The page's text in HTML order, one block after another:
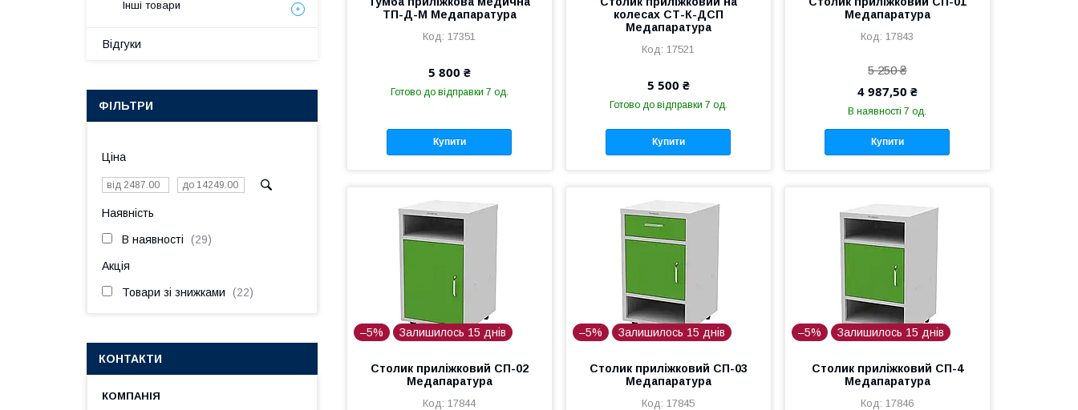
ТП-Д-М Медапаратура
17351
5 800 ₴
Готово до відправки 7 од.
Купити
колесах СТ-К-ДСП
Медапаратура
17521
5 500 ₴
Готово до відправки 7 од.
Купити
Медапаратура
17843
5 250 ₴
4 987,50 ₴
В наявності 7 од.
Купити
–5% Залишилось 15 днів
Столик приліжковий СП-02
Медапаратура
17844
–5% Залишилось 15 днів
Столик приліжковий СП-03
Медапаратура
17845
–5% Залишилось 15 днів
Столик приліжковий СП-4
Медапаратура
17846
Інші товари
Відгуки
ФІЛЬТРИ
Ціна
Наявність
В наявності 29
Акція
Товари зі знижками 22
КОНТАКТИ